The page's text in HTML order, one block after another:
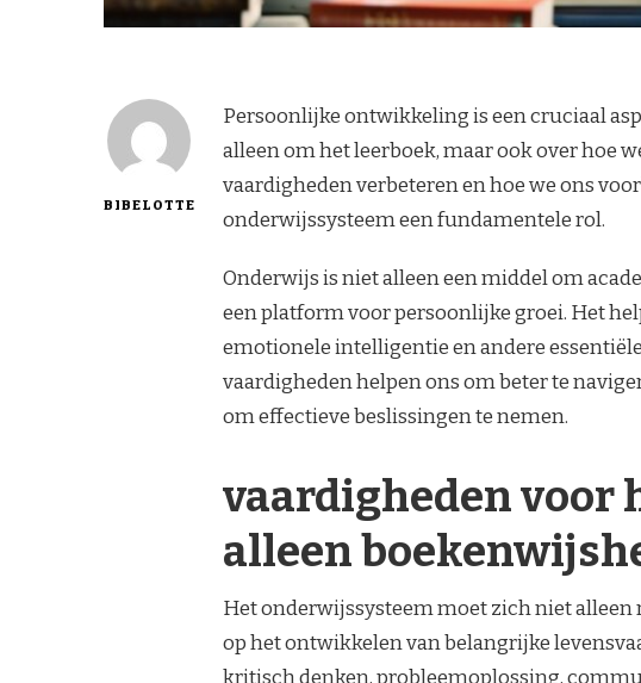
BIBELOTTE
Persoonlijke ontwikkeling is een cruciaal
alleen om het leerboek, maar ook over hoe
vaardigheden verbeteren en hoe we ons
onderwijssysteem een fundamentele rol.
Onderwijs is niet alleen een middel om
een platform voor persoonlijke groei. Het
emotionele intelligentie en andere
vaardigheden helpen ons om beter te
om effectieve beslissingen te nemen.
vaardigheden voor
alleen
Het onderwijssysteem moet zich niet
op het ontwikkelen van belangrijke
kritisch denken, probleemoplossing,